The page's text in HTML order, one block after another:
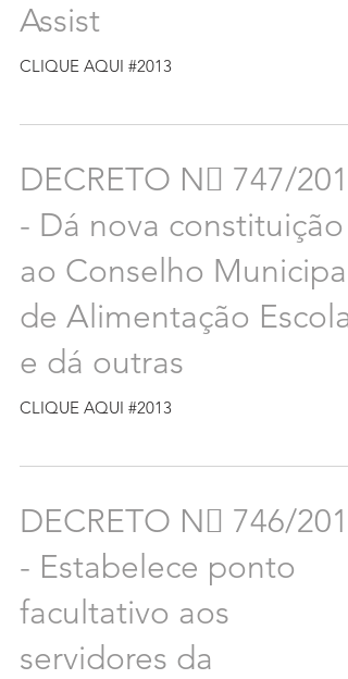
Assist
CLIQUE AQUI #2013
DECRETO N 747/2013
- Dá nova constituição
ao Conselho Municipal
de Alimentação Escolar
e dá outras
CLIQUE AQUI #2013
DECRETO N 746/2013
- Estabelece ponto
facultativo aos
servidores da